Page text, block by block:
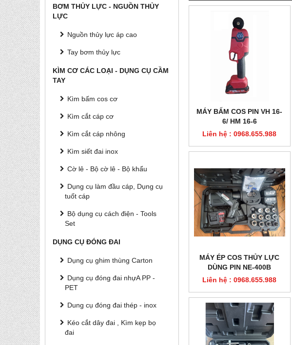
BƠM THỦY LỰC - NGUỒN THỦY
LỰC
Nguồn thủy lực áp cao
Tay bơm thủy lực
KÌM CƠ CÁC LOẠI - DỤNG CỤ CẦM
TAY
Kìm bấm cos cơ
Kìm cắt cáp cơ
Kìm cắt cáp nhông
Kìm siết đai inox
Cờ lê - Bộ cờ lê - Bộ khẩu
Dụng cụ làm đầu cáp, Dụng cụ
tuốt cáp
Bộ dụng cụ cách điện - Tools
Set
DỤNG CỤ ĐÓNG ĐAI
Dụng cụ ghim thùng Carton
Dụng cụ đóng đai nhựA PP -
PET
Dung cụ đóng đai thép - inox
Kéo cắt dây đai , Kìm kẹp bọ
đai
MÁY BẤM COS PIN VH 16-
6/ HM 16-6
Liên hệ : 0968.655.988
MÁY ÉP COS THỦY LỰC
DÙNG PIN NE-400B
Liên hệ : 0968.655.988